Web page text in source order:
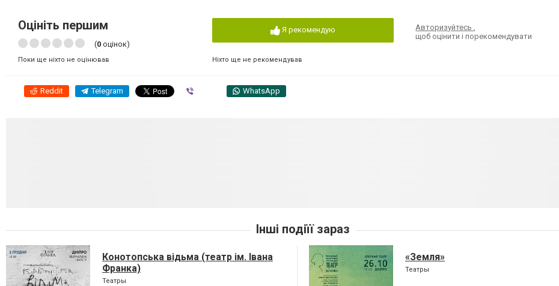
Оцініть першим
(0 оцінок)
Поки ще ніхто не оцінював
Я рекомендую
Ніхто ще не рекомендував
Авторизуйтесь,
щоб оцінити і порекомендувати
Reddit Telegram WhatsApp
Інші подіїї зараз
Конотопська відьма (театр ім. Івана
Франка)
Театры
«Земля»
Театры